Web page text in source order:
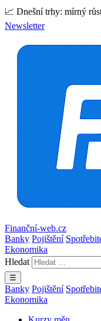
📈 Dnešní trhy: mírný
Newsletter
Finanční-web.cz
Banky Pojištění
Ekonomika
Hledat
☰
Banky Pojištění
Ekonomika